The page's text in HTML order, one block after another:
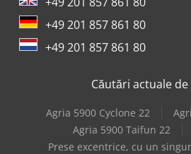
Weiler E 90
Weinbrenner Tsv 16/4100
+49 201 857 861 80
+49 201 857 861 80
Căutări actuale
Agria 5900 Cyclone 22
Agria 5900 Taifun 22
Prese excentrice, cu un